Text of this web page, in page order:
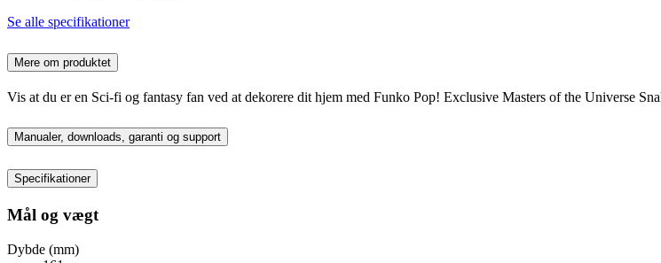
Se alle specifikationer
Mere om produktet
Vis at du er en Sci-fi og fantasy fan ved at dekorere dit hjem med Funko Pop! Exclusive Masters of the Universe
Manualer, downloads, garanti og support
Specifikationer
Mål og vægt
Dybde (mm)